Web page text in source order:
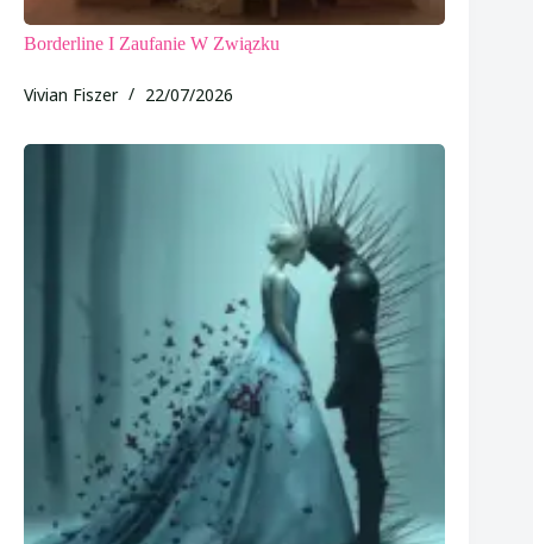
Borderline I Zaufanie W Związku
Vivian Fiszer 22/07/2026